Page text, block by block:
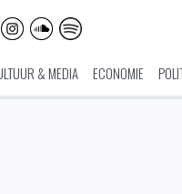
& MEDIA ECONOMIE